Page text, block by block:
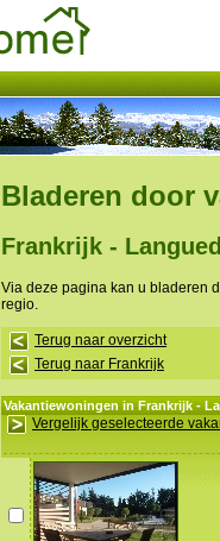
Bladeren door
Frankrijk -
Via deze pagina kan u bladeren
regio.
Terug naar overzicht
Terug naar Frankrijk
Vakantiewoningen in Frankrijk -
Vergelijk geselecteerde